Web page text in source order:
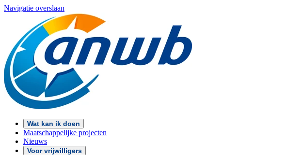
Navigatie overslaan
Wat kan ik doen
Maatschappelijke projecten
Nieuws
Voor vrijwilligers